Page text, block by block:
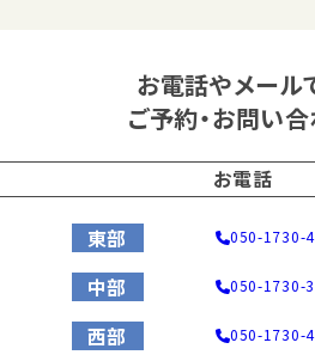
お電話やメール
ご予約・お問い
お電話
東部 050-1730-
中部 050-1730-
西部 050-1730-